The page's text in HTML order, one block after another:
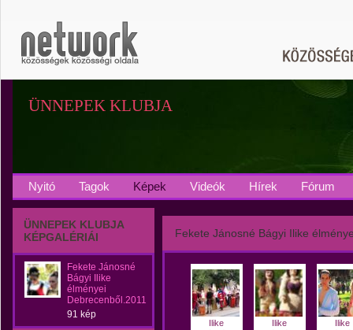
ÜNNEPEK KLUBJA
Nyitó Tagok Képek Videók Hírek Fórum
ÜNNEPEK KLUBJA
KÉPGALÉRIÁI
Fekete Jánosné
Bágyi Ilike
élményei
Debrecenből.2011
91 kép
Fekete Jánosné Bágyi Ilike
Ilike
Ilike
Ilike